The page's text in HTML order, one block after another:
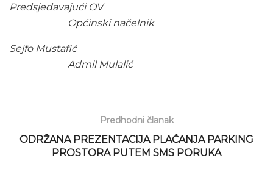
Predsjedavajući OV
Općinski načelnik
Sejfo Mustafić
Admil Mulalić
Predhodni članak
ODRŽANA PREZENTACIJA PLAĆANJA PARKING
PROSTORA PUTEM SMS PORUKA